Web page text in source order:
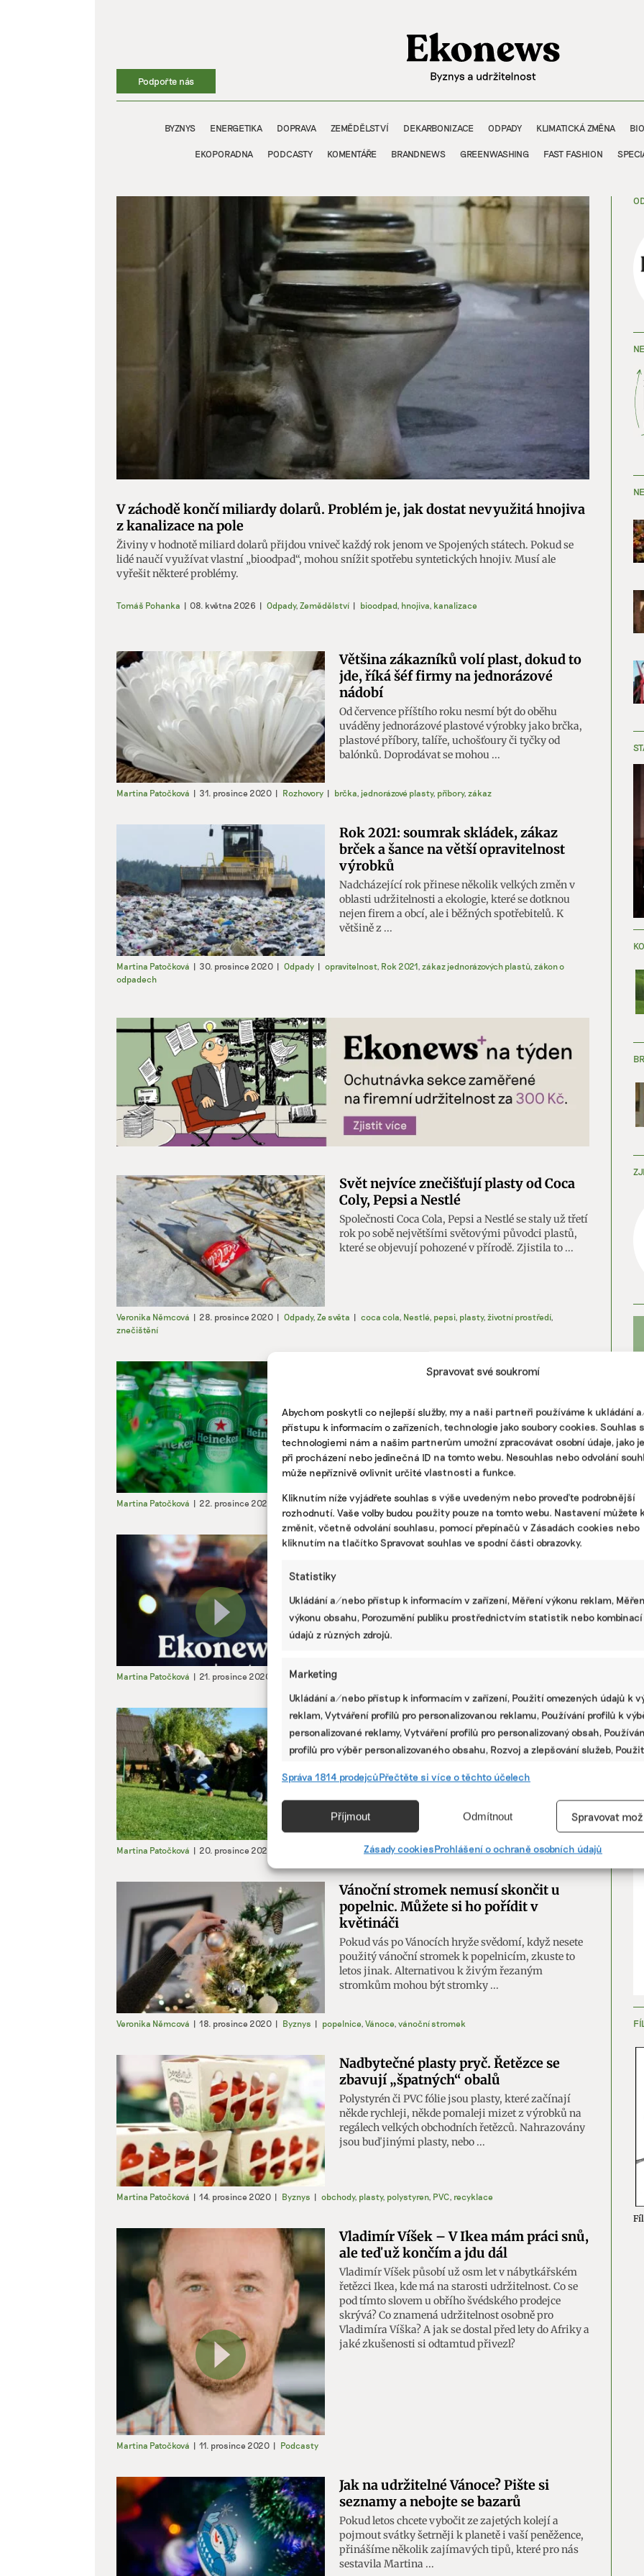
Spravovat své soukromí
Abychom poskytli co nejlepší služby, my a naši partneři používáme k ukládání
přístupu k informacím o zařízeních, technologie jako soubory cookies. Souhlas
technologiemi nám a našim partnerům umožní zpracovávat osobní údaje, jako
při procházení nebo jedinečná ID na tomto webu. Nesouhlas nebo odvolání
může nepříznivě ovlivnit určité vlastnosti a funkce.
Kliknutím níže vyjádřete souhlas s výše uvedeným nebo proveďte podrobnější
rozhodnutí. Vaše volby budou použity pouze na tomto webu. Nastavení můžete
změnit, včetně odvolání souhlasu, pomocí přepínačů v Zásadách cookies nebo
kliknutím na tlačítko Spravovat souhlas ve spodní části obrazovky.
Statistiky
Ukládání a/nebo přístup k informacím v zařízení, Měření výkonu reklam,
výkonu obsahu, Porozumění publiku prostřednictvím statistik nebo kombinací
údajů z různých zdrojů.
Marketing
Ukládání a/nebo přístup k informacím v zařízení, Použití omezených údajů k
reklam, Vytváření profilů pro personalizovanou reklamu, Používání profilů k
personalizované reklamy, Vytváření profilů pro personalizovaný obsah,
profilů pro výběr personalizovaného obsahu, Rozvoj a zlepšování služeb,
Přiřazování a kombinování údajů z jiných zdrojů údajů, Propojení různých
zařízení, Identifikace zařízení na základě automaticky přenášených
Používání přesných údajů o zeměpisné poloze, Identifikace zařízení na
aktivně vyžádaných informací.
Zajištění bezpečnosti, předcházení a zjišťování podvodů a
odstraňování chyb, Poskytování a zobrazování reklamy a obsahu,
Ukládání a sdělování voleb ochrany osobních údajů.
Správa 1814 prodejcůPřečtěte si více o těchto účelech
Příjmout Odmítnout Spravovat
Zásady cookiesProhlášení o ochraně osobních údajů
Podpořte nás
BYZNYS ENERGETIKA DOPRAVA ZEMĚDĚLSTVÍ DEKARBONIZACE ODPADY KLIMATICKÁ ZMĚNA
EKOPORADNA PODCASTY KOMENTÁŘE BRANDNEWS GREENWASHING FAST FASHION
V záchodě končí miliardy dolarů. Problém je, jak dostat nevyužitá hnojiva
z kanalizace na pole
Živiny v hodnotě miliard dolarů přijdou vniveč každý rok jenom ve Spojených státech. Pokud se
lidé naučí využívat vlastní „bioodpad“, mohou snížit spotřebu syntetických hnojiv. Musí ale
vyřešit některé problémy.
Tomáš Pohanka | 08. května 2026 | Odpady, Zemědělství | bioodpad, hnojiva, kanalizace
Většina zákazníků volí plast, dokud to
jde, říká šéf firmy na jednorázové
nádobí
Od července příštího roku nesmí být do oběhu
uváděny jednorázové plastové výrobky jako brčka,
plastové příbory, talíře, uchošťoury či tyčky od
balónků. Doprodávat se mohou ...
Martina Patočková | 31. prosince 2020 | Rozhovory | brčka, jednorázové plasty, příbory, zákaz
Rok 2021: soumrak skládek, zákaz
brček a šance na větší opravitelnost
výrobků
Nadcházející rok přinese několik velkých změn v
oblasti udržitelnosti a ekologie, které se dotknou
nejen firem a obcí, ale i běžných spotřebitelů. K
většině z ...
Martina Patočková | 30. prosince 2020 | Odpady | opravitelnost, Rok 2021, zákaz jednorázových plastů, zákon o
odpadech
Svět nejvíce znečišťují plasty od Coca
Coly, Pepsi a Nestlé
Společnosti Coca Cola, Pepsi a Nestlé se staly už třetí
rok po sobě největšími světovými původci plastů,
které se objevují pohozené v přírodě. Zjistila to ...
Veronika Němcová | 28. prosince 2020 | Odpady, Ze světa | coca cola, Nestlé, pepsi, plasty, životní prostředí,
znečištění
Pivovary přemýšlejí o zálohách na PET
Otázka povinných záloh na PET láhve a plechovky
začíná znovu ožívat i mimo dosavadní
podporovatele z iniciativy Zálohujme, za kterou
stojí největší výrobce minerálek Mattoni. ...
Martina Patočková | 22. prosince 2020 Byznys | PET,pivovary, plast,plechovky , zálohy
Martina Kafková: Udržitelný event by
Martina Kafková založila před téměř osmnácti lety
agenturu M-ocean. Pokud zrovna není covid,
organizuje pro firmy teambuldingy, konference,
nejrůznější eventy.
Martina Patočková | 21. prosince 2020 Podcasty
Spolužáci z gymnázia se po letech sešli
a budují udržitelné tržiště Earthnest
Luboš Malý, Martin Hák a Ondřej Svoboda spolu
když se po deseti letech opět potkali, založili spolu
Martina Patočková | 20. prosince 2020 market place,projekt,udržitelnost
Vánoční stromek nemusí skončit u
popelnic. Můžete si ho pořídit v
květináči
Pokud vás po Vánocích hryže svědomí, když nesete
použitý vánoční stromek k popelnicím, zkuste to
letos jinak. Alternativou k živým řezaným
stromkům mohou být stromky ...
Veronika Němcová | 18. prosince 2020 | Byznys | popelnice, Vánoce, vánoční stromek
Nadbytečné plasty pryč. Řetězce se
zbavují „špatných“ obalů
Polystyrén či PVC fólie jsou plasty, které začínají
někde rychleji, někde pomaleji mizet z výrobků na
regálech velkých obchodních řetězců. Nahrazovány
jsou buď jinými plasty, nebo ...
Martina Patočková | 14. prosince 2020 | Byznys | obchody, plasty, polystyren, PVC, recyklace
Vladimír Víšek – V Ikea mám práci snů,
ale teď už končím a jdu dál
Vladimír Víšek působí už osm let v nábytkářském
řetězci Ikea, kde má na starosti udržitelnost. Co se
pod tímto slovem u obřího švédského prodejce
skrývá? Co znamená udržitelnost osobně pro
Vladimíra Víška? A jak se dostal před lety do Afriky a
jaké zkušenosti si odtamtud přivezl?
Martina Patočková | 11. prosince 2020 | Podcasty
Jak na udržitelné Vánoce? Pište si
seznamy a nebojte se bazarů
Pokud letos chcete vybočit ze zajetých kolejí a
pojmout svátky šetrněji k planetě i vaší peněžence,
přinášíme několik zajímavých tipů, které pro nás
sestavila Martina ...